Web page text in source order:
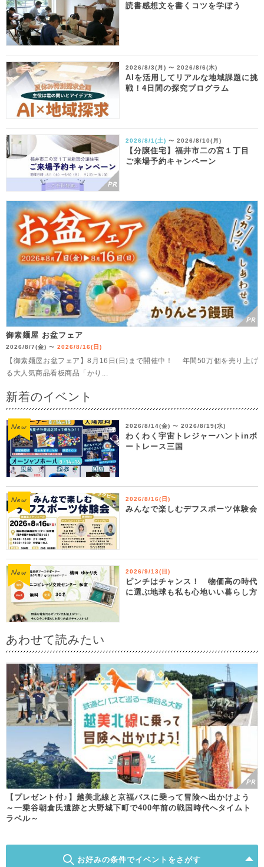
読書感想文を書くコツを学ぼう
2026/8/3(月) 〜 2026/8/6(木)
AIを活用してリアルな地域課題に挑
戦！4日間の探究プログラム
2026/8/1(土) 〜 2026/8/10(月)
【分譲住宅】福井市二の宮１丁目
ご来場予約キャンペーン
御素麺屋 お盆フェア
2026/8/7(金) 〜 2026/8/16(日)
【御素麺屋お盆フェア】8月16日(日)まで開催中！ 年間50万個を売り上げ
る大人気商品看板商品「かり...
新着のイベント
2026/8/14(金) 〜 2026/8/19(水)
わくわく宇宙トレジャーハントinボ
ートレース三国
2026/8/16(日)
みんなで楽しむデフスポーツ体験会
2026/9/13(日)
ピンチはチャンス！ 物価高の時代
に選ぶ地球も私も心地いい暮らし方
あわせて読みたい
【プレゼント付♪】越美北線と京福バスに乗って冒険へ出かけよう
～一乗谷朝倉氏遺跡と大野城下町で400年前の戦国時代へタイムト
ラベル～
お好みの条件でイベントをさがす